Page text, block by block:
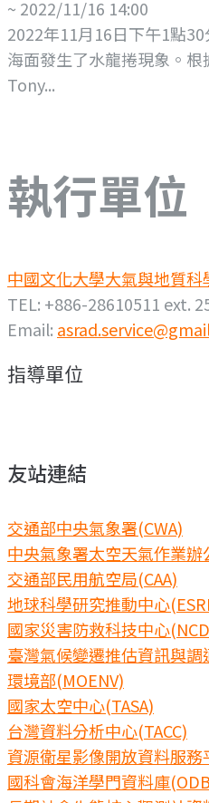
~ 2022/11/16 14:00
2022年11月16日下午1點
海面發生了水龍捲現象。
Tony...
執行單位
中國文化大學大氣與地質科
TEL: +886-28610511 ext.
Email:
指導單位
友站連結
交通部中央氣象署(CWA)
中央氣象署太空天氣作業辦
交通部民用航空局(CAA)
地球科學研究推動中心
國家災害防救科技中心
臺灣氣候變遷推估資訊與調
環境部(MOENV)
國家太空中心(TASA)
台灣資料分析中心(TACC)
資源衛星影像開放資料服務
國科會海洋學門資料庫